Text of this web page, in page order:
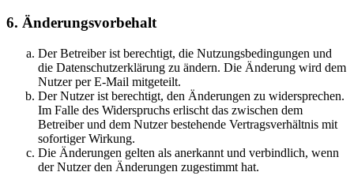
6. Änderungsvorbehalt
Der Betreiber ist berechtigt, die Nutzungsbedingungen und
die Datenschutzerklärung zu ändern. Die Änderung wird dem
Nutzer per E-Mail mitgeteilt.
Der Nutzer ist berechtigt, den Änderungen zu widersprechen.
Im Falle des Widerspruchs erlischt das zwischen dem
Betreiber und dem Nutzer bestehende Vertragsverhältnis mit
sofortiger Wirkung.
Die Änderungen gelten als anerkannt und verbindlich, wenn
der Nutzer den Änderungen zugestimmt hat.